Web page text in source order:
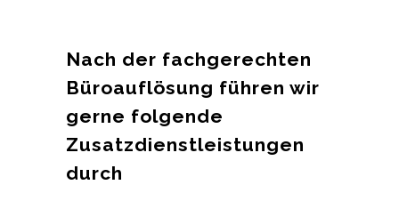
Nach der fachgerechten
Büroauflösung führen wir
gerne folgende
Zusatzdienstleistungen
durch